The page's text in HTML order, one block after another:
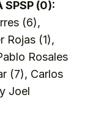
SPSP (0):
(6),
Rojas (1),
Rosales
(7), Carlos
Joel